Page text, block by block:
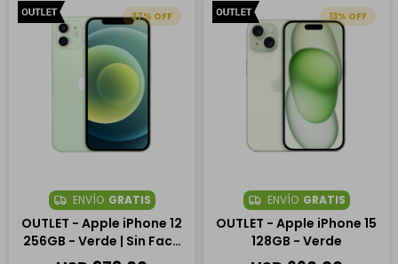
37
ENVÍO GRATIS
OUTLET - Apple iPhone 12
256GB - Verde | Sin Face
ID
13
ENVÍO GRATIS
OUTLET - Apple iPhone 15
128GB - Verde